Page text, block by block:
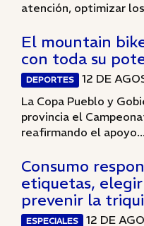
atención, optimizar
El mountain
con toda su
DEPORTES
12 DE
La Copa Pueblo y
provincia el
reafirmando el apoyo...
Consumo
etiquetas,
prevenir la
ESPECIALES
12 DE